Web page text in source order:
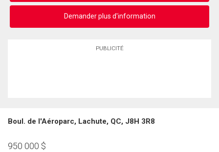
Demander plus d'information
PUBLICITÉ
Boul. de l'Aéroparc, Lachute, QC, J8H 3R8
950 000 $